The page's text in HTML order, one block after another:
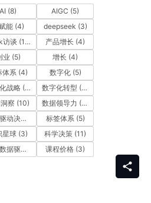
AI (8) AIGC (5)
能(4) deepseek (3)
访谈 (13) 产品增长 (4)
业 (5) 增长 (4)
体系 (4) 数字化(5)
战略(3) 数字化转型 (12)
察 (10) 数据领导力 (27)
数据驱动决策 标签体系(5)
星球 (3) 科学决策 (11)
精益数据驱动 课程价格 (3)